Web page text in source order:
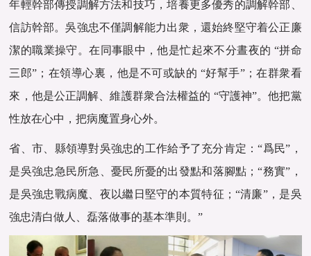
年輕幹部傳授調解方法和技巧，培養更多優秀的調解幹部、
信訪幹部。吳強忠不僅調解能力出衆，還始終堅守着公正廉
潔的職業操守。在同事眼中，他是忙起來不分晝夜的 “拼命
三郎”；在領導心裏，他是不可或缺的 “好幫手”；在群衆看
來，他是公正調解、維護群衆合法權益的 “守護神”。他把黨
性放在心中，把病魔置身心外。
省、市、縣領導對吳強忠的工作給予了充分肯定：“爲民”，
是吳強忠急民所急、憂民所憂的出發點和落腳點；“務實”，
是吳強忠戰病魔、夜以繼日堅守的本質特征；“清廉”，是吳
強忠清白做人、磊落做事的基本準則。”